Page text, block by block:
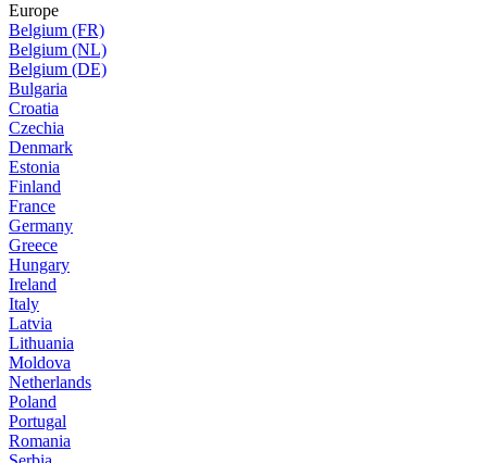
Europe
Belgium (FR)
Belgium (NL)
Belgium (DE)
Bulgaria
Croatia
Czechia
Denmark
Estonia
Finland
France
Germany
Greece
Hungary
Ireland
Italy
Latvia
Lithuania
Moldova
Netherlands
Poland
Portugal
Romania